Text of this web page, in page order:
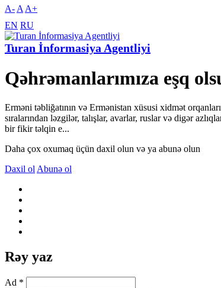
A- A A+
EN RU
Turan İnformasiya Agentliyi
Qəhrəmanlarımıza eşq
Erməni təbliğatının və Ermənistan xüsusi xidmət
sıralarından ləzgilər, talışlar, avarlar, ruslar və digər
bir fikir təlqin e...
Daha çox oxumaq üçün daxil olun və ya abunə olun
Daxil ol Abunə ol
Rəy yaz
Ad *